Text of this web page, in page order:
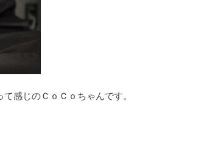
感じのＣｏＣｏちゃんです。